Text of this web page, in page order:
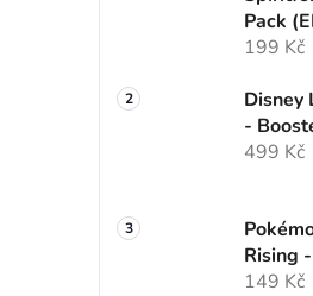
Pack
199 Kč
Disney
-
499 Kč
Rising
149 Kč